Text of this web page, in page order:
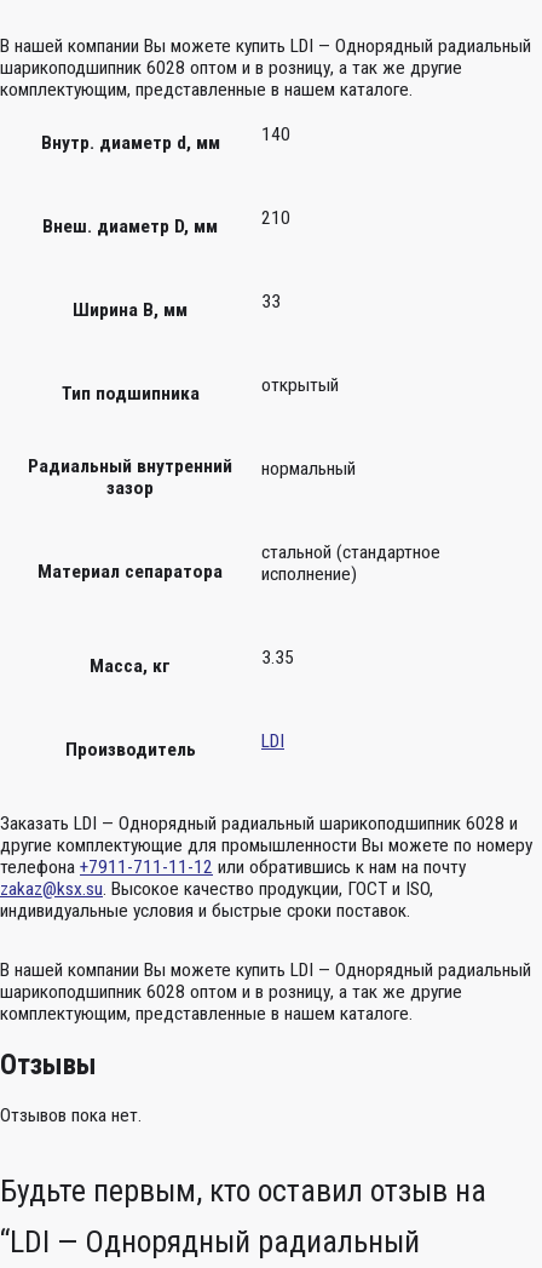
В нашей компании Вы можете купить LDI — Однорядный радиальный
шарикоподшипник 6028 оптом и в розницу, а так же другие
комплектующим, представленные в нашем каталоге.
Внутр. диаметр d, мм 140
Внеш. диаметр D, мм 210
Ширина B, мм 33
Тип подшипника открытый
Радиальный внутренний
зазор
нормальный
Материал сепаратора
стальной (стандартное
исполнение)
Масса, кг 3.35
Производитель LDI
Заказать LDI — Однорядный радиальный шарикоподшипник 6028 и
другие комплектующие для промышленности Вы можете по номеру
телефона +7911-711-11-12 или обратившись к нам на почту
zakaz@ksx.su. Высокое качество продукции, ГОСТ и ISO,
индивидуальные условия и быстрые сроки поставок.
В нашей компании Вы можете купить LDI — Однорядный радиальный
шарикоподшипник 6028 оптом и в розницу, а так же другие
комплектующим, представленные в нашем каталоге.
Отзывы
Отзывов пока нет.
Будьте первым, кто оставил отзыв на
“LDI — Однорядный радиальный